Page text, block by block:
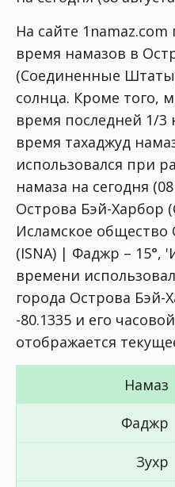
На сайте
время намазов в
(Соединенные
солнца. Кроме того,
время последней 1/3
время тахаджуд
использовался при
намаза на сегодня (08
Острова Бэй-Харбор
Исламское
(ISNA) | Фаджр – 15°,
времени
города Острова Бэй-
-80.1335 и его
отображается
Намаз
Фаджр
Зухр